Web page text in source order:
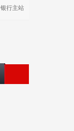
银行主站